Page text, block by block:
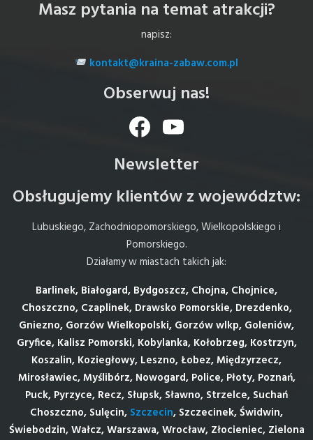
Masz pytania na temat atrakcji?
napisz:
kontakt@kraina-zabaw.com.pl
Obserwuj nas!
FacebookYouTube
Newsletter
Obsługujemy klientów z województw:
Lubuskiego, Zachodniopomorskiego, Wielkopolskiego i
Pomorskiego.
Działamy w miastach takich jak:
Barlinek, Białogard, Bydgoszcz, Chojna, Chojnice,
Choszczno, Czaplinek, Drawsko Pomorskie, Drezdenko,
Gniezno, Gorzów Wielkopolski, Gorzów wlkp, Goleniów,
Gryfice, Kalisz Pomorski, Kobylanka, Kołobrzeg, Kostrzyn,
Koszalin, Koziegłowy, Leszno, Łobez, Międzyrzecz,
Mirosławiec, Myślibórz, Nowogard, Police, Płoty, Poznań,
Puck, Pyrzyce, Recz, Słupsk, Sławno, Strzelce, Suchań
Choszczno, Sulęcin, Szczecin, Szczecinek, Świdwin,
Świebodzin, Wałcz, Warszawa, Wrocław, Złocieniec, Zielona